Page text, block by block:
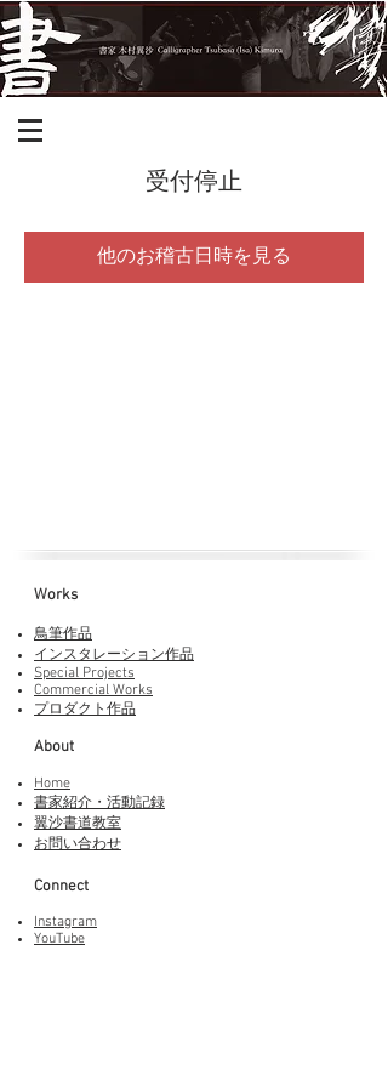
受付停止
他のお稽古日時を見る
Works​
鳥筆作品
インスタレーション作品
Special Projects
Commercial Works
プロダクト作品
About
Home
書家紹介・活動記録
​翼沙書道教室
お問い合わせ
Connect
Instagram
YouTube